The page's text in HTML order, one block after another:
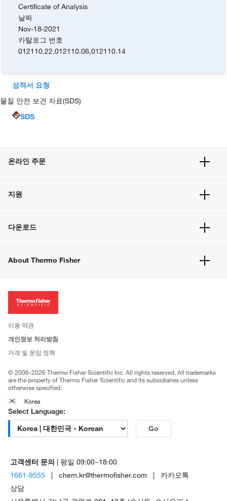
Certificate of Analysis
날짜
Nov-18-2021
카탈로그 번호
012110.22,012110.06,012110.14
성적서 요청
물질 안전 보건 자료(SDS)
SDS
온라인 주문
주문 방법
벌크 주문
지원
고객 센터
웹사이트 개선사항
다운로드
About Thermo Fisher
투자자
사회적 책임
브랜드
이용 약관
개인정보 처리방침
가격 및 운임 정책
© 2006-2026 Thermo Fisher Scientific Inc. All rights reserved. All trademarks
are the property of Thermo Fisher Scientific and its subsidiaries unless
otherwise specified.
Korea
Select Language:
Go
고객센터 문의
| 평일 09:00~18:00
1661-9555 | chem.kr@thermofisher.com | 카카오톡
상담